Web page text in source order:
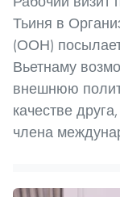
Тьиня в
(ООН)
Вьетнаму
внешнюю
качестве
члена